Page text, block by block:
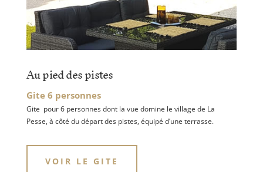
Au pied des pistes
Gite 6 personnes
Gite pour 6 personnes dont la vue domine le village de La
Pesse, à côté du départ des pistes, équipé d’une terrasse.
VOIR LE GITE